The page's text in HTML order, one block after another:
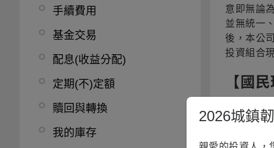
手續費用
基金交易
配息(收益分配)
定期(不)定額
贖回與轉換
我的庫存
意即無論
並無統一
後，本公
投資組合
【國
若為同
同品牌
2026城鎮